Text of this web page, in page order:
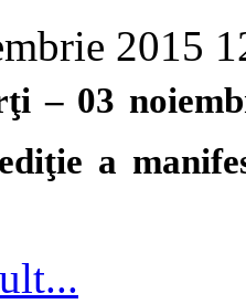
2015
– 03
a